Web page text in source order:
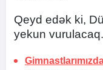
Qeyd edək ki,
yekun vurulacaq.